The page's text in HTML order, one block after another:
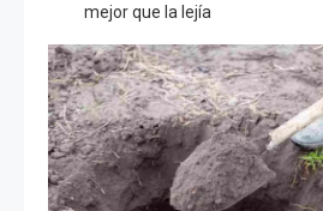
mejor que la lejía